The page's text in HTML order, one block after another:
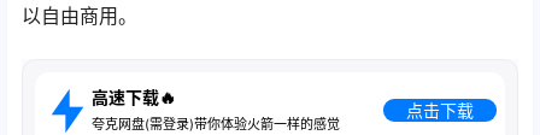
以自由商用。
高速下载🔥
夸克网盘(需登录)带你体验火箭一样的感觉
点击下载